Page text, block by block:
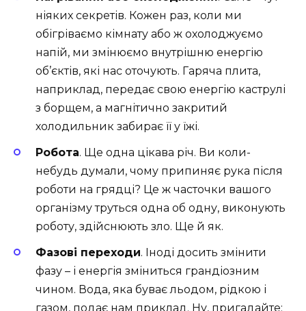
ніяких секретів. Кожен раз, коли ми
обігріваємо кімнату або ж охолоджуємо
напій, ми змінюємо внутрішню енергію
об’єктів, які нас оточують. Гаряча плита,
наприклад, передає свою енергію каструлі
з борщем, а магнітично закритий
холодильник забирає її у їжі.
Робота. Ще одна цікава річ. Ви коли-
небудь думали, чому припиняє рука після
роботи на грядці? Це ж часточки вашого
організму труться одна об одну, виконують
роботу, здійснюють зло. Ще й як.
Фазові переходи. Іноді досить змінити
фазу – і енергія зміниться грандіозним
чином. Вода, яка буває льодом, рідкою і
газом, подає нам приклад. Ну, пригадайте: